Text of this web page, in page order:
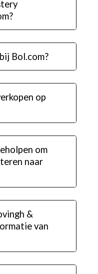
Bol.com?
op
om
naar
&
van